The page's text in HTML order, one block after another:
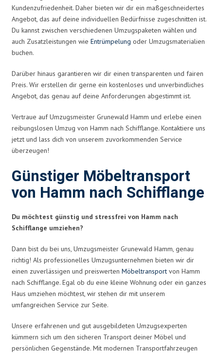
Kundenzufriedenheit. Daher bieten wir dir ein maßgeschneidertes
Angebot, das auf deine individuellen Bedürfnisse zugeschnitten ist.
Du kannst zwischen verschiedenen Umzugspaketen wählen und
auch Zusatzleistungen wie Entrümpelung oder Umzugsmaterialien
buchen.
Darüber hinaus garantieren wir dir einen transparenten und fairen
Preis. Wir erstellen dir gerne ein kostenloses und unverbindliches
Angebot, das genau auf deine Anforderungen abgestimmt ist.
Vertraue auf Umzugsmeister Grunewald Hamm und erlebe einen
reibungslosen Umzug von Hamm nach Schifflange. Kontaktiere uns
jetzt und lass dich von unserem zuvorkommenden Service
überzeugen!
Günstiger Möbeltransport
von Hamm nach Schifflange
Du möchtest günstig und stressfrei von Hamm nach
Schifflange umziehen?
Dann bist du bei uns, Umzugsmeister Grunewald Hamm, genau
richtig! Als professionelles Umzugsunternehmen bieten wir dir
einen zuverlässigen und preiswerten Möbeltransport von Hamm
nach Schifflange. Egal ob du eine kleine Wohnung oder ein ganzes
Haus umziehen möchtest, wir stehen dir mit unserem
umfangreichen Service zur Seite.
Unsere erfahrenen und gut ausgebildeten Umzugsexperten
kümmern sich um den sicheren Transport deiner Möbel und
persönlichen Gegenstände. Mit modernen Transportfahrzeugen